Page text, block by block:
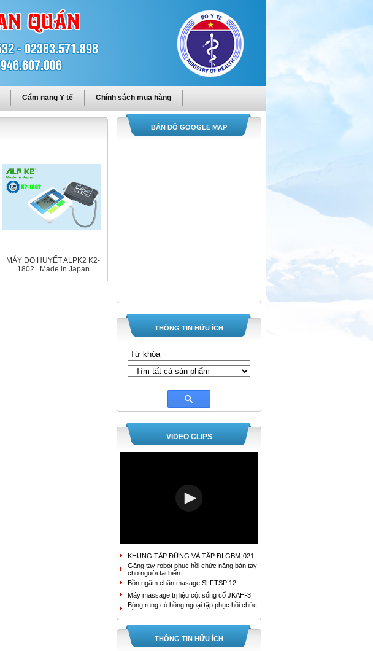
Cẩm nang Y tế Chính sách mua hàng
MÁY ĐO HUYẾT ALPK2 K2-
1802 . Made in Japan
BẢN ĐỒ GOOGLE MAP
THÔNG TIN HỮU ÍCH
VIDEO CLIPS
KHUNG TẬP ĐỨNG VÀ TẬP ĐI GBM-021
Găng tay robot phục hồi chức năng bàn tay
cho người tai biến
Bồn ngâm chân masage SLFTSP 12
Máy massage trị liệu cột sống cổ JKAH-3
Bóng rung có hồng ngoại tập phục hồi chức
năng tay
MÁY MASSAGE TRỊ LIỆU ĐAU LƯNG
JKAH-2
Bồn ngâm chân cao cấp HoMedics FB-650
Bồn ngâm chân con lăn kép tự động
THÔNG TIN HỮU ÍCH